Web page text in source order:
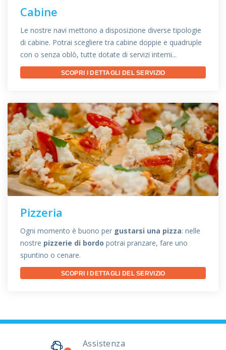
Cabine
Le nostre navi mettono a disposizione diverse tipologie
di cabine. Potrai scegliere tra cabine doppie e quadruple
con o senza oblò, tutte dotate di servizi interni...
SCOPRI I DETTAGLI DEL SERVIZIO
Pizzeria
Ogni momento è buono per gustarsi una pizza: nelle
nostre pizzerie di bordo potrai pranzare, fare uno
spuntino o cenare.
SCOPRI I DETTAGLI DEL SERVIZIO
Assistenza